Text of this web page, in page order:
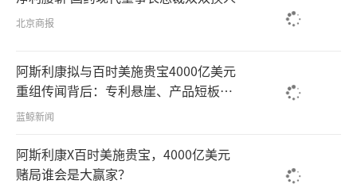
北京商报
阿斯利康拟与百时美施贵宝4000亿美元
重组传闻背后：专利悬崖、产品短板倒
逼，AZ端反对声大
蓝鲸新闻
阿斯利康X百时美施贵宝，4000亿美元
赌局谁会是大赢家？